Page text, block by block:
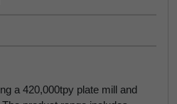
a 420,000tpy plate mill and